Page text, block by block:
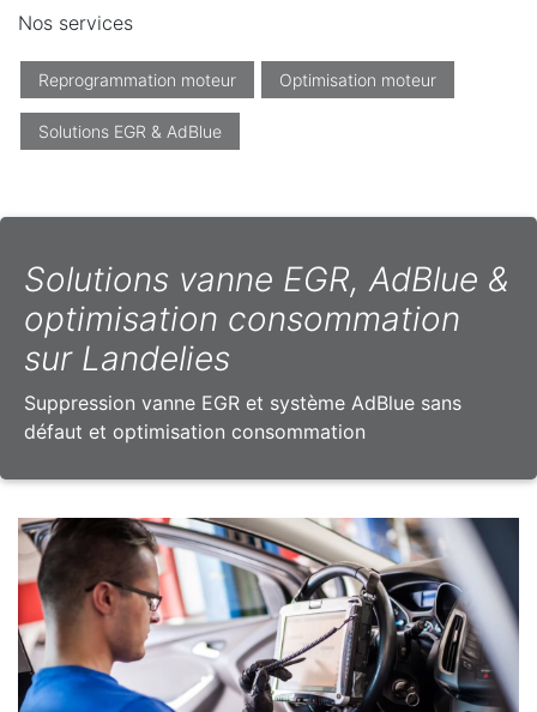
Nos services
Reprogrammation moteur Optimisation moteur
Solutions EGR & AdBlue
Solutions vanne EGR, AdBlue &
optimisation consommation
sur Landelies
Suppression vanne EGR et système AdBlue sans
défaut et optimisation consommation